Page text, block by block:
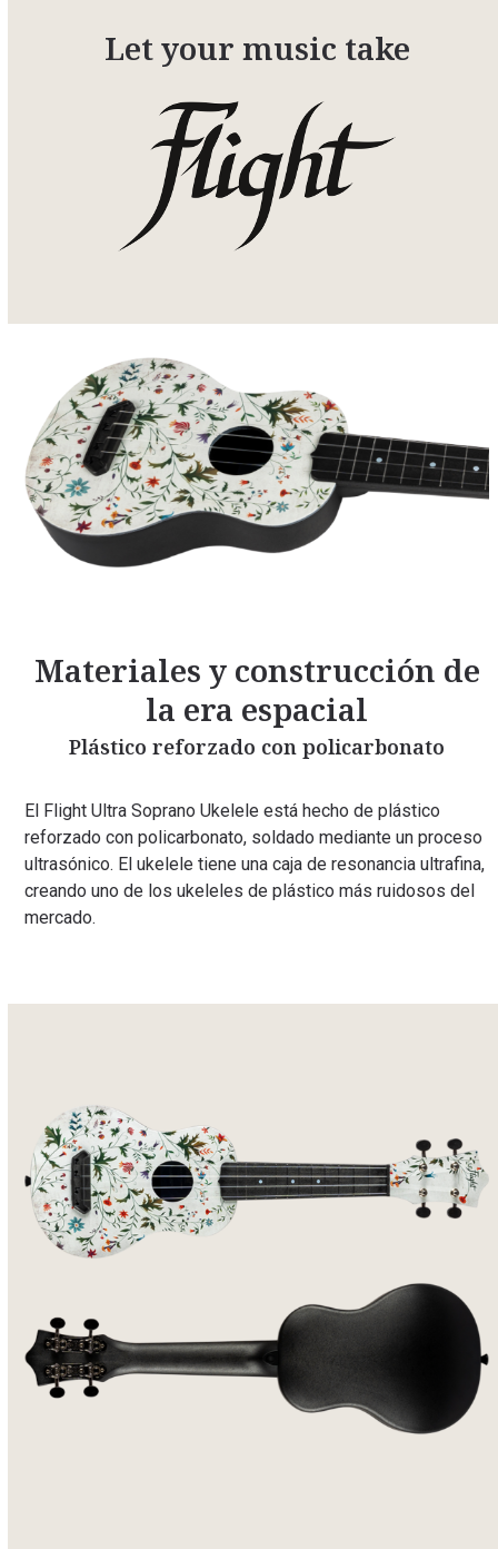
Let your music take
Materiales y construcción de
la era espacial
Plástico reforzado con policarbonato
El Flight Ultra Soprano Ukelele está hecho de plástico
reforzado con policarbonato, soldado mediante un proceso
ultrasónico. El ukelele tiene una caja de resonancia ultrafina,
creando uno de los ukeleles de plástico más ruidosos del
mercado.